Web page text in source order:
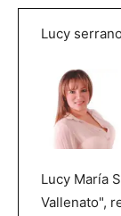
Lucy serrano
Lucy María
Vallenato",